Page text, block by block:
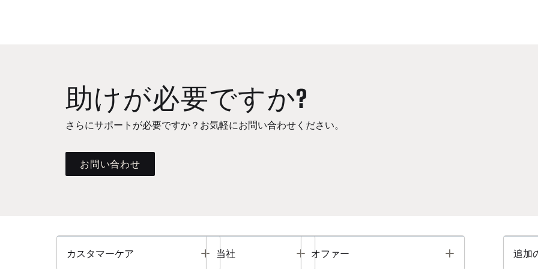
助けが必要ですか?
さらにサポートが必要ですか？お気軽にお問い合わせください。
お問い合わせ
カスタマーケア Toggle
当社 Toggle
オファー Toggle 追加